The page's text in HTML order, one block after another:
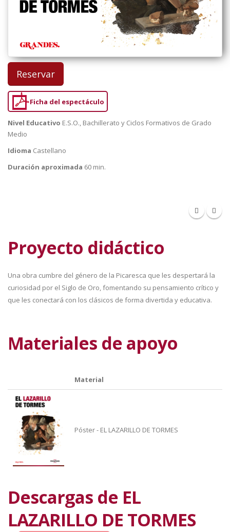
Reservar
Ficha del espectáculo
Nivel Educativo E.S.O., Bachillerato y Ciclos Formativos de Grado
Medio
Idioma Castellano
Duración aproximada 60 min.
Proyecto didáctico
Una obra cumbre del género de la Picaresca que les despertará la
curiosidad por el Siglo de Oro, fomentando su pensamiento crítico y
que les conectará con los clásicos de forma divertida y educativa.
Materiales de apoyo
Material
Póster - EL LAZARILLO DE TORMES
Descargas de EL
LAZARILLO DE TORMES